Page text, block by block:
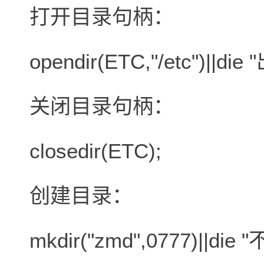
打开目录句柄：
opendir(ETC,"/etc")||die
关闭目录句柄：
closedir(ETC);
创建目录：
mkdir("zmd",0777)||die "